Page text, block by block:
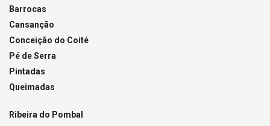
Barrocas
Cansanção
Conceição do Coité
Pé de Serra
Pintadas
Queimadas
Ribeira do Pombal